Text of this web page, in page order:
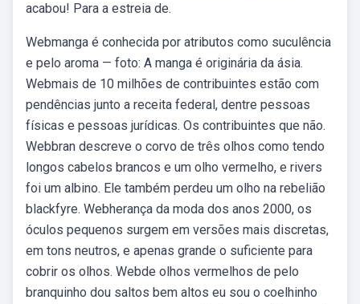
acabou! Para a estreia de.
Webmanga é conhecida por atributos como suculência
e pelo aroma — foto: A manga é originária da ásia.
Webmais de 10 milhões de contribuintes estão com
pendências junto a receita federal, dentre pessoas
físicas e pessoas jurídicas. Os contribuintes que não.
Webbran descreve o corvo de três olhos como tendo
longos cabelos brancos e um olho vermelho, e rivers
foi um albino. Ele também perdeu um olho na rebelião
blackfyre. Webherança da moda dos anos 2000, os
óculos pequenos surgem em versões mais discretas,
em tons neutros, e apenas grande o suficiente para
cobrir os olhos. Webde olhos vermelhos de pelo
branquinho dou saltos bem altos eu sou o coelhinho